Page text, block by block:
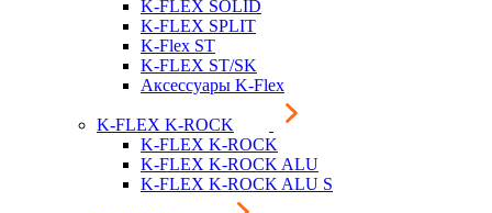
K-FLEX SOLID
K-FLEX SPLIT
K-Flex ST
K-FLEX ST/SK
Аксессуары K-Flex
K-FLEX K-ROCK
K-FLEX K-ROCK
K-FLEX K-ROCK ALU
K-FLEX K-ROCK ALU S